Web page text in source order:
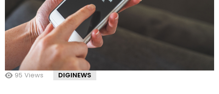
95 Views DIGINEWS